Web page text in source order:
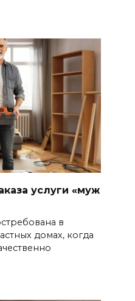
услуги «муж
в
домах, когда